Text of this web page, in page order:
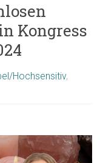
Kongress
Hochsensitiv,